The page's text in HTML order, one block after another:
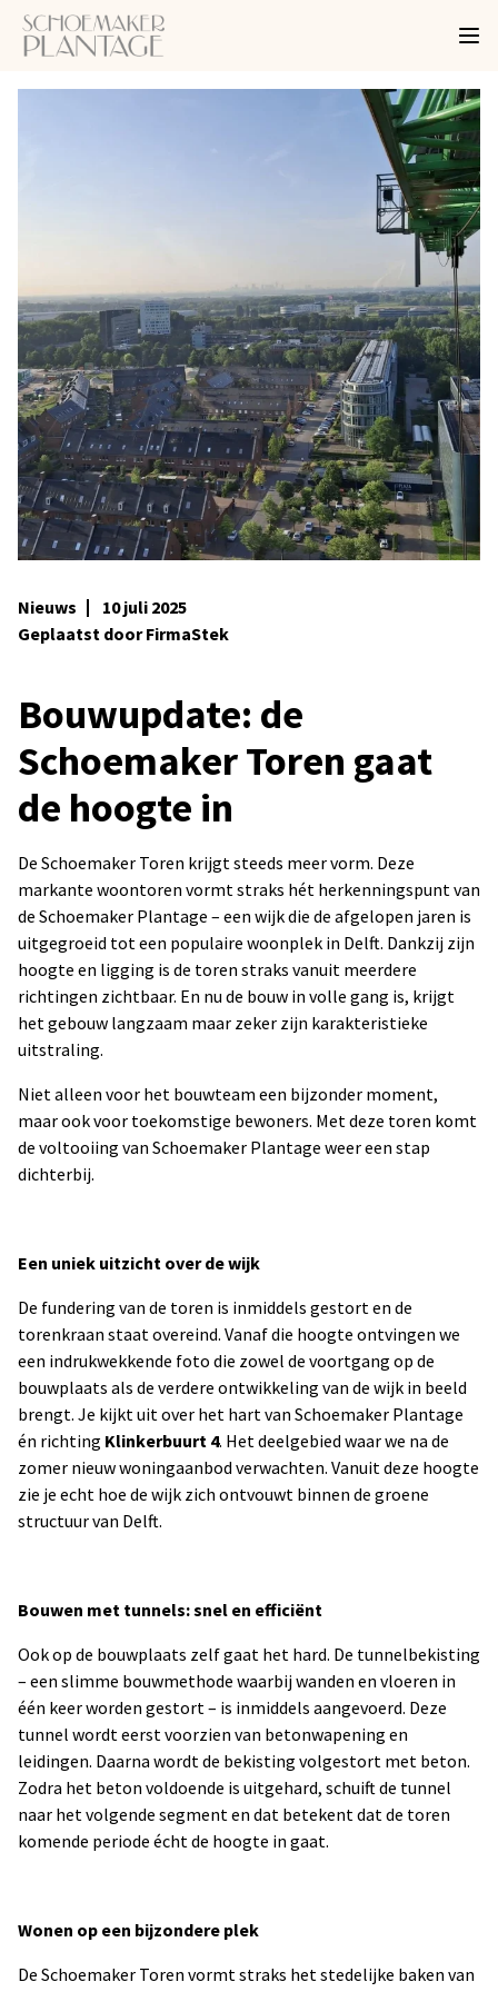
Nieuws
10 juli 2025
Geplaatst door FirmaStek
Bouwupdate: de
Schoemaker Toren gaat
de hoogte in
De Schoemaker Toren krijgt steeds meer vorm. Deze
markante woontoren vormt straks hét herkenningspunt van
de Schoemaker Plantage – een wijk die de afgelopen jaren is
uitgegroeid tot een populaire woonplek in Delft. Dankzij zijn
hoogte en ligging is de toren straks vanuit meerdere
richtingen zichtbaar. En nu de bouw in volle gang is, krijgt
het gebouw langzaam maar zeker zijn karakteristieke
uitstraling.
Niet alleen voor het bouwteam een bijzonder moment,
maar ook voor toekomstige bewoners. Met deze toren komt
de voltooiing van Schoemaker Plantage weer een stap
dichterbij.
Een uniek uitzicht over de wijk
De fundering van de toren is inmiddels gestort en de
torenkraan staat overeind. Vanaf die hoogte ontvingen we
een indrukwekkende foto die zowel de voortgang op de
bouwplaats als de verdere ontwikkeling van de wijk in beeld
brengt. Je kijkt uit over het hart van Schoemaker Plantage
én richting Klinkerbuurt 4. Het deelgebied waar we na de
zomer nieuw woningaanbod verwachten. Vanuit deze hoogte
zie je echt hoe de wijk zich ontvouwt binnen de groene
structuur van Delft.
Bouwen met tunnels: snel en efficiënt
Ook op de bouwplaats zelf gaat het hard. De tunnelbekisting
– een slimme bouwmethode waarbij wanden en vloeren in
één keer worden gestort – is inmiddels aangevoerd. Deze
tunnel wordt eerst voorzien van betonwapening en
leidingen. Daarna wordt de bekisting volgestort met beton.
Zodra het beton voldoende is uitgehard, schuift de tunnel
naar het volgende segment en dat betekent dat de toren
komende periode écht de hoogte in gaat.
Wonen op een bijzondere plek
De Schoemaker Toren vormt straks het stedelijke baken van